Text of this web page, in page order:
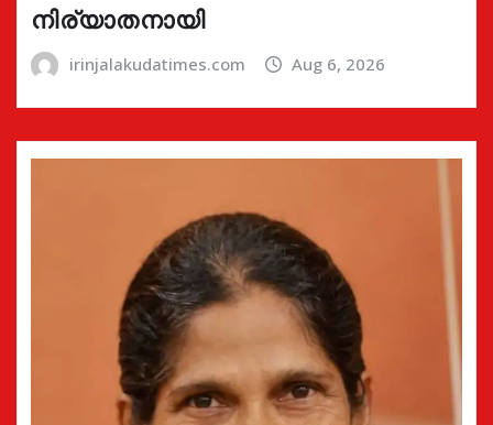
നിര്യാതനായി
irinjalakudatimes.com Aug 6, 2026